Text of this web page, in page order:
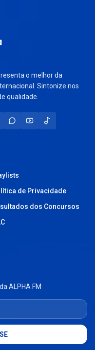
o melhor da
Sintonize nos
qualidade.
de Privacidade
dos Concursos
ALPHA FM